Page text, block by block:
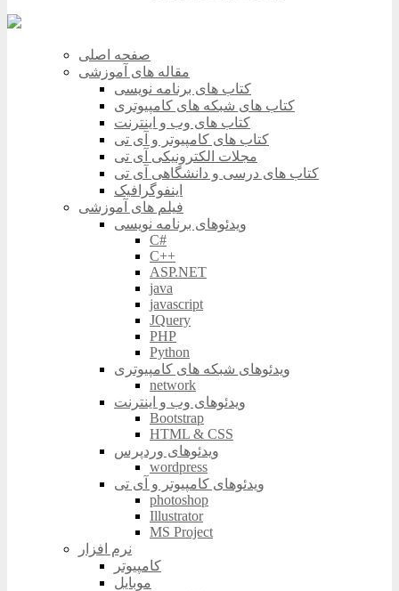
صفحه اصلی
مقاله های آموزشی
کتاب های برنامه نویسی
کتاب های شبکه های کامپیوتری
کتاب های وب و اینترنت
کتاب های کامپیوتر و آی تی
مجلات الکترونیکی آی تی
کتاب های درسی و دانشگاهی آی تی
اینفوگرافیک
فیلم های آموزشی
ویدئوهای برنامه نویسی
C#
C++
ASP.NET
java
javascript
JQuery
PHP
Python
ویدئوهای شبکه های کامپیوتری
network
ویدئوهای وب و اینترنت
Bootstrap
HTML & CSS
ویدئوهای وردپرس
wordpress
ویدئوهای کامپیوتر و آی تی
photoshop
Illustrator
MS Project
نرم افزار
کامپیوتر
موبایل